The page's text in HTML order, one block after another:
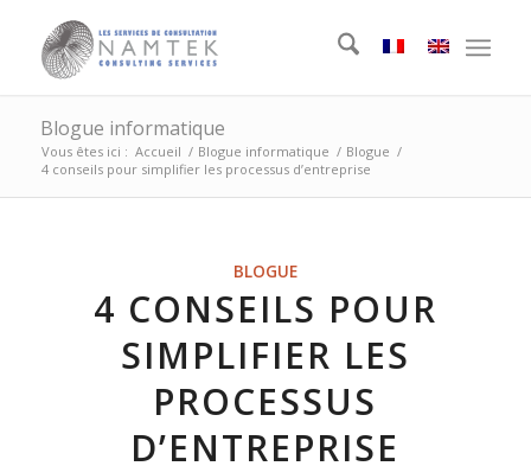
Blogue informatique
Vous êtes ici : Accueil / Blogue informatique / Blogue /
4 conseils pour simplifier les processus d’entreprise
BLOGUE
4 CONSEILS POUR
SIMPLIFIER LES
PROCESSUS
D’ENTREPRISE